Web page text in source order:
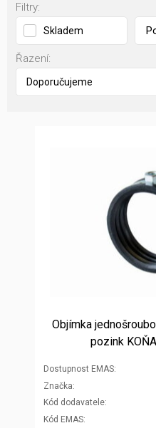
Filtry:
Skladem
Řazení:
Objímka
pozink
Dostupnost EMAS
Značka
Kód dodavatele
Kód EMAS